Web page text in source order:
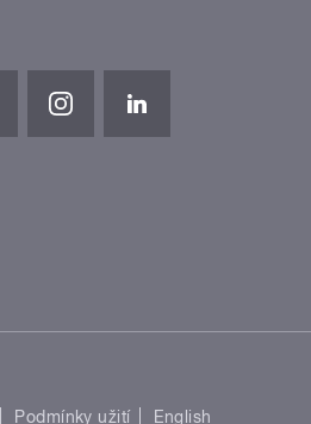
Podmínky užití English